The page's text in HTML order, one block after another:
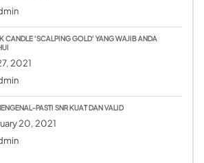
CANDLE ‘SCALPING GOLD’ YANG WAJIB ANDA
2021
PASTI SNR KUAT DAN VALID
20, 2021